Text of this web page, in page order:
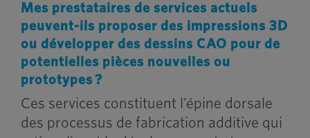
Mes prestataires de services actuels
peuvent-ils proposer des impressions 3D
ou développer des dessins CAO pour de
potentielles pièces nouvelles ou
prototypes ?
Ces services constituent l’épine dorsale
des processus de fabrication additive qui